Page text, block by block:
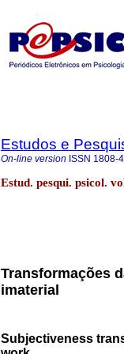
Estudos e
On-line version ISSN 1808-
Estud. pesqui. psicol.
Transformações
imaterial
Subjectiveness